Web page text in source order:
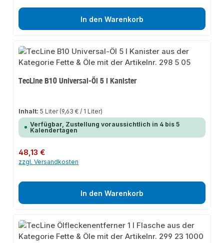
In den Warenkorb
TecLine B10 Universal-Öl 5 l Kanister
Inhalt:5 Liter (9,63 € / 1 Liter)
Verfügbar, Zustellung voraussichtlich in 4 bis 5
Kalendertagen
Regulärer Preis:
48,13 €
zzgl. Versandkosten
In den Warenkorb